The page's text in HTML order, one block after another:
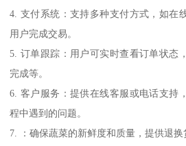
4. 支付系统：支持多种支付方式，如在
用户完成交易。
5. 订单跟踪：用户可实时查看订单状态
完成等。
6. 客户服务：提供在线客服或电话支持
程中遇到的问题。
7. ：确保蔬菜的新鲜度和质量，提供退换